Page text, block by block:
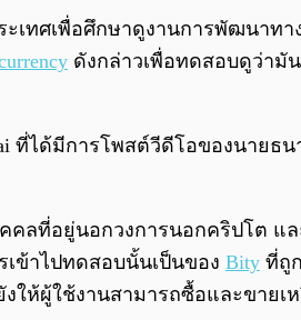
เทศเพื่อศึกษาดูงานการพัฒนาท
ดังกล่าวเพื่อทดสอบดูว่ามั
ที่ได้มีการโพสต์วีดีโอของนายธ
ลที่อยู่นอกวงการนอกคริปโต
เข้าไปทดสอบนั้นเป็นของ Bity ที่ถู
ให้ผู้ใช้งานสามารถซื้อและขายเ